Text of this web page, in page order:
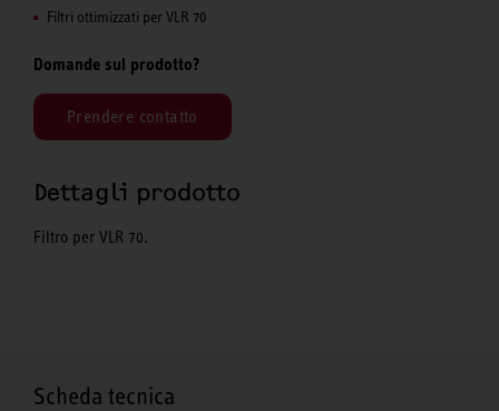
Filtri ottimizzati per VLR 70
Domande sul prodotto?
Prendere contatto
Dettagli prodotto
Filtro per VLR 70.
Scheda tecnica